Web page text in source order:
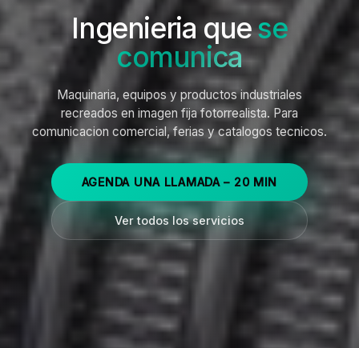
Ingenieria quese
comunica
Maquinaria, equipos y productos industriales
recreados en imagen fija fotorrealista. Para
comunicacion comercial, ferias y catalogos tecnicos.
AGENDA UNA LLAMADA – 20 MIN
Ver todos los servicios